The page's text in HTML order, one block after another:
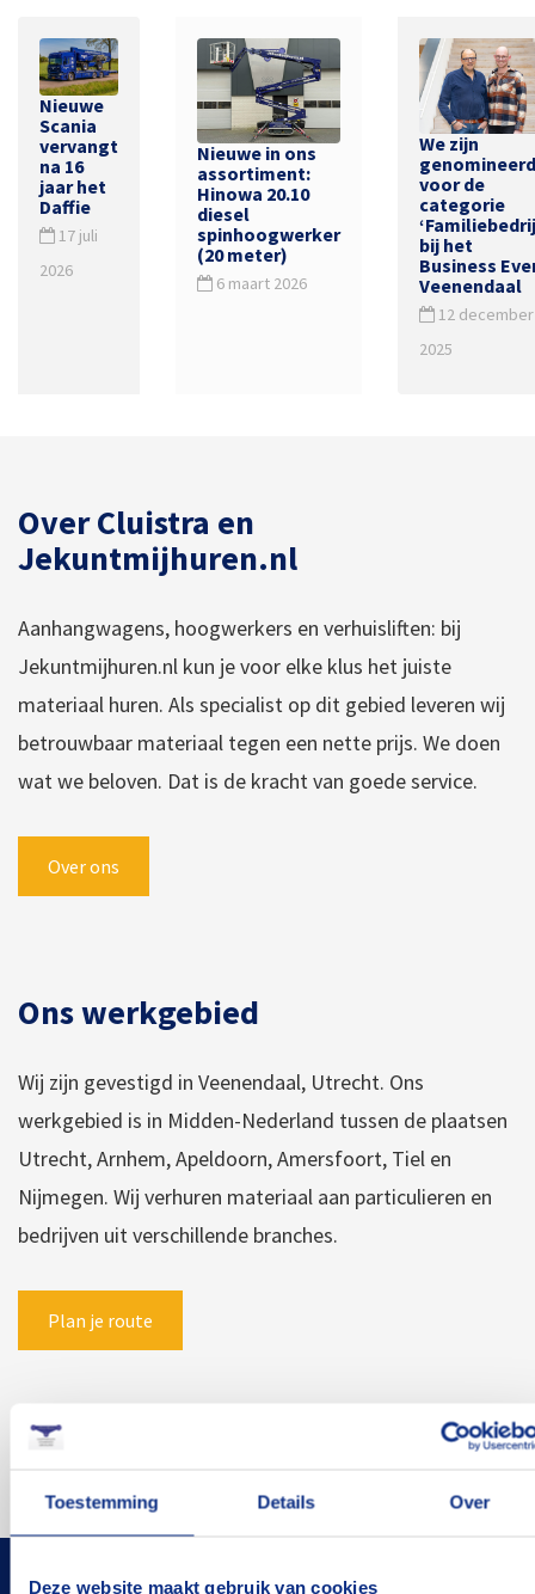
Toestemming Details Over
Deze website maakt gebruik van cookies
Nieuwe
Scania
vervangt
na 16
jaar het
Daffie
17 juli
2026
Nieuwe in ons
assortiment:
Hinowa 20.10
diesel
spinhoogwerker
(20 meter)
6 maart 2026
We zijn
genomineerd
voor de
categorie
bij het
Business
Veenendaal
12 december
2025
Over Cluistra en
Jekuntmijhuren.nl
Aanhangwagens, hoogwerkers en verhuisliften: bij
Jekuntmijhuren.nl kun je voor elke klus het juiste
materiaal huren. Als specialist op dit gebied leveren wij
betrouwbaar materiaal tegen een nette prijs. We doen
wat we beloven. Dat is de kracht van goede service.
Over ons
Ons werkgebied
Wij zijn gevestigd in Veenendaal, Utrecht. Ons
werkgebied is in Midden-Nederland tussen de plaatsen
Utrecht, Arnhem, Apeldoorn, Amersfoort, Tiel en
Nijmegen. Wij verhuren materiaal aan particulieren en
bedrijven uit verschillende branches.
Plan je route